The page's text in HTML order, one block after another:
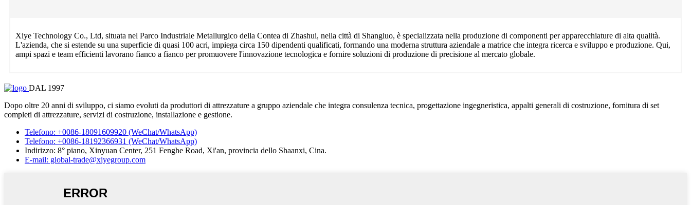
Xiye Technology Co., Ltd, situata nel Parco Industriale Metallurgico della Contea di Zhashui, nella città di Shangluo, è specializzata nella produzione di componenti per apparecchiature di alta qualità.
L'azienda, che si estende su una superficie di quasi 100 acri, impiega circa 150 dipendenti qualificati, formando una moderna struttura aziendale a matrice che integra ricerca e sviluppo e produzione. Qui,
ampi spazi e team efficienti lavorano fianco a fianco per promuovere l'innovazione tecnologica e fornire soluzioni di produzione di precisione al mercato globale.
DAL 1997
Dopo oltre 20 anni di sviluppo, ci siamo evoluti da produttori di attrezzature a gruppo aziendale che integra consulenza tecnica, progettazione ingegneristica, appalti generali di costruzione, fornitura di set
completi di attrezzature, servizi di costruzione, installazione e gestione.
Telefono: +0086-18091609920 (WeChat/WhatsApp)
Telefono: +0086-18192366931 (WeChat/WhatsApp)
Indirizzo: 8° piano, Xinyuan Center, 251 Fenghe Road, Xi'an, provincia dello Shaanxi, Cina.
E-mail: global-trade@xiyegroup.com